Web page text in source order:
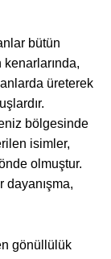
bütün
kenarlarında,
üreterek
bölgesinde
isimler,
olmuştur.
gönüllülük